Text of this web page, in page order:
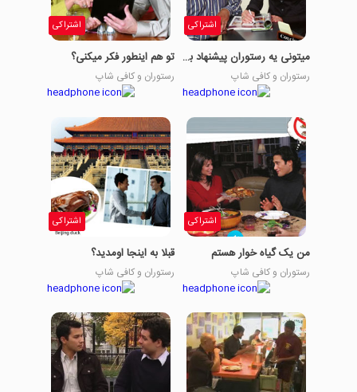
اشتراکی
میتونی یه رستوران پیشنهاد بدی؟
رستوران و کافی شاپ
اشتراکی
تو هم اینطور فکر میکنی؟
رستوران و کافی شاپ
اشتراکی
من یک گیاه خوار هستم
رستوران و کافی شاپ
اشتراکی
قبلا به اینجا اومدید؟
رستوران و کافی شاپ